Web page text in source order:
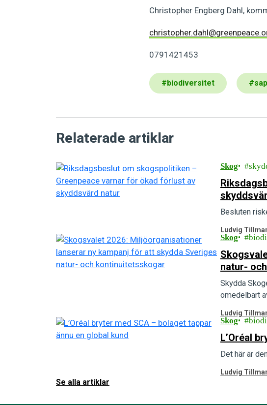
Christopher Engberg Dahl,
0791421453
#biodiversitet #
Relaterade artiklar
Skog
Besluten
Ludvig
Skog
natur-
Skydda
omedelbart
Ludvig
Skog
L’Oréal
Det här är
Ludvig
Se alla artiklar